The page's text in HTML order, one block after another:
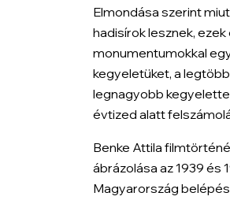
Elmondása szerint
hadisírok lesznek,
monumentumokkal
kegyeletüket, a
legnagyobb
évtized alatt
Benke Attila
ábrázolása az 1939 és
Magyarország